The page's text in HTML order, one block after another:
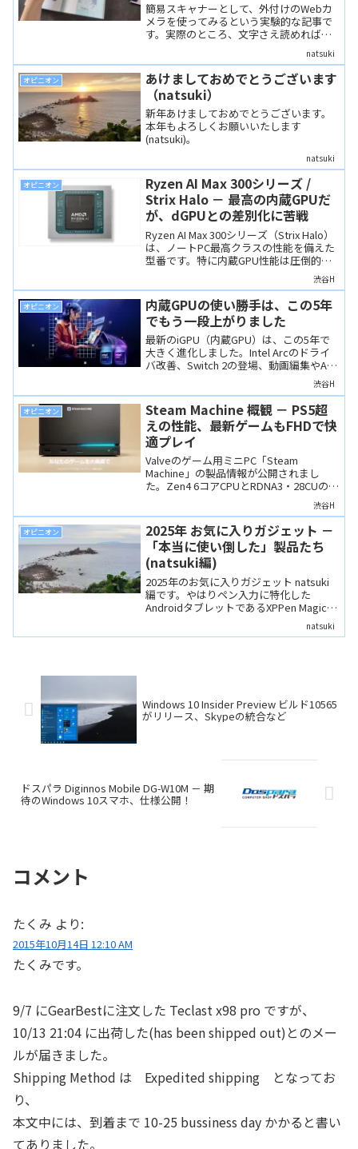
簡易スキャナーとして、外付けのWebカ
メラを使ってみるという実験的な記事で
す。実際のところ、文字さえ読めればい
い書類スキャナーとしてはかなりの有用
性があります。「オートフォーカス搭載
(ただし最小焦点距離に注意)」「4K解像
度」のWebカメラであれば、なんでも使
えます。
natsuki
オピニオン
あけましておめでとうございます
（natsuki）
新年あけましておめでとうございます。
本年もよろしくお願いいたします
(natsuki)。
natsuki
オピニオン
Ryzen AI Max 300シリーズ /
Strix Halo － 最高の内蔵GPUだ
が、dGPUとの差別化に苦戦
Ryzen AI Max 300シリーズ（Strix Halo）
は、ノートPC最高クラスの性能を備えた
型番です。特に内蔵GPU性能は圧倒的。
しかし、電力効率やAI性能では課題も残
り、「これが決定打」とまでは言い切れ
ない印象もあります。
渋谷H
オピニオン
内蔵GPUの使い勝手は、この5年
でもう一段上がりました
最新のiGPU（内蔵GPU）は、この5年で
大きく進化しました。Intel Arcのドライ
バ改善、Switch 2の登場、動画編集やAI
処理への対応など、dGPUなしでも快適に
使える場面が確実に増えています。その
理由を4つの視点から解説します。
渋谷H
オピニオン
Steam Machine 概観 － PS5超
えの性能、最新ゲームもFHDで快
適プレイ
Valveのゲーム用ミニPC「Steam
Machine」の製品情報が公開されまし
た。Zen4 6コアCPUとRDNA3・28CUの
dGPUを搭載し、推定性能はPS5以上か
と。主要スペック、ゲーム性能、冷却機
構を公開情報から考察します。
渋谷H
オピニオン
2025年 お気に入りガジェット －
「本当に使い倒した」製品たち
(natsuki編)
2025年のお気に入りガジェット natsuki
編です。やはりペン入力に特化した
AndroidタブレットであるXPPen Magicシ
リーズは印象深い製品です。その他、今
年はガジェット好きにはきっと刺さる製
natsuki
Windows 10 Insider Preview ビルド10565
がリリース、Skypeの統合など
ドスパラ Diginnos Mobile DG-W10M － 期
待のWindows 10スマホ、仕様公開！
コメント
たくみ より:
2015年10月14日 12:10 AM
たくみです。
9/7 にGearBestに注文した Teclast x98 pro ですが、
10/13 21:04 に出荷した(has been shipped out)とのメー
ルが届きました。
Shipping Method は Expedited shipping となってお
り、
本文中には、到着まで 10-25 bussiness day かかると書い
てありました。